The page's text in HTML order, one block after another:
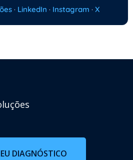
· LinkedIn · Instagram · X
DIAGNÓSTICO